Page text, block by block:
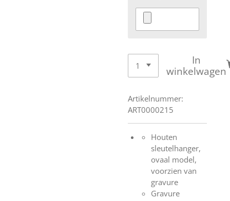
In
winkelwagen
Artikelnummer:
ART0000215
Houten
sleutelhanger,
ovaal model,
voorzien van
gravure
Gravure